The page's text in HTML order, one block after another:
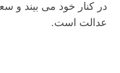
در کنار خود می بیند و
عدالت است.